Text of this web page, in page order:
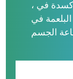
، مما يحسن تأثير مضادات الأكسدة في
في